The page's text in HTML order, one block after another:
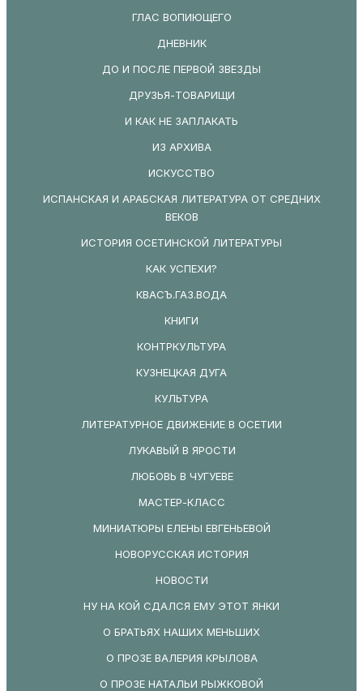
ГЛАС ВОПИЮЩЕГО
ДНЕВНИК
ДО И ПОСЛЕ ПЕРВОЙ ЗВЕЗДЫ
ДРУЗЬЯ-ТОВАРИЩИ
И КАК НЕ ЗАПЛАКАТЬ
ИЗ АРХИВА
ИСКУССТВО
ИСПАНСКАЯ И АРАБСКАЯ ЛИТЕРАТУРА ОТ СРЕДНИХ
ВЕКОВ
ИСТОРИЯ ОСЕТИНСКОЙ ЛИТЕРАТУРЫ
КАК УСПЕХИ?
КВАСЪ.ГАЗ.ВОДА
КНИГИ
КОНТРКУЛЬТУРА
КУЗНЕЦКАЯ ДУГА
КУЛЬТУРА
ЛИТЕРАТУРНОЕ ДВИЖЕНИЕ В ОСЕТИИ
ЛУКАВЫЙ В ЯРОСТИ
ЛЮБОВЬ В ЧУГУЕВЕ
МАСТЕР-КЛАСС
МИНИАТЮРЫ ЕЛЕНЫ ЕВГЕНЬЕВОЙ
НОВОРУССКАЯ ИСТОРИЯ
НОВОСТИ
НУ НА КОЙ СДАЛСЯ ЕМУ ЭТОТ ЯНКИ
О БРАТЬЯХ НАШИХ МЕНЬШИХ
О ПРОЗЕ ВАЛЕРИЯ КРЫЛОВА
О ПРОЗЕ НАТАЛЬИ РЫЖКОВОЙ